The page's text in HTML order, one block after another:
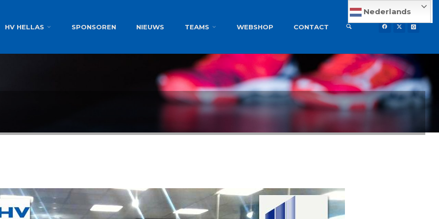
HV HELLAS SPONSOREN NIEUWS TEAMS WEBSHOP CONTACT
Nederlands